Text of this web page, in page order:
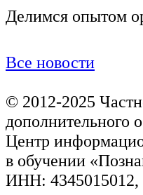
Делимся опытом
Все новости
© 2012-2025
дополнительного
Центр
в обучении
ИНН: 4345015012,